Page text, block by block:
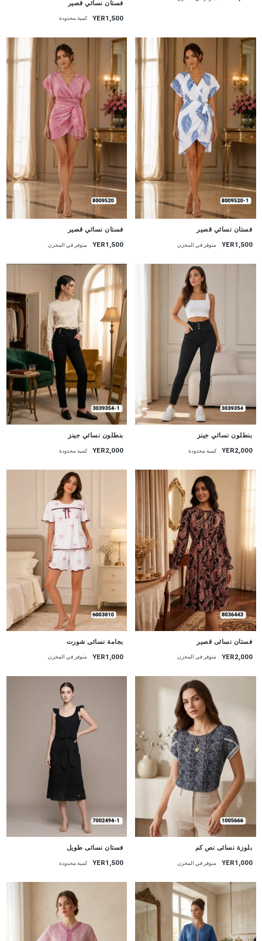
فستان نسائي قصير
YER1,500 كمية محدودة
فستان نسائي قصير
YER1,500 متوفر في المخزن
فستان نسائي قصير
YER1,500 متوفر في المخزن
جديد
بنطلون نسائي جينز
YER2,000 كمية محدودة
جديد
بنطلون نسائي جينز
YER2,000 كمية محدودة
فستان نسائى قصير
YER2,000 متوفر في المخزن
بجامة نسائى شورت
YER1,000 متوفر في المخزن
جديد
بلوزة نسائى نص كم
YER1,000 متوفر في المخزن
جديد
فستان نسائى طويل
YER1,500 كمية محدودة